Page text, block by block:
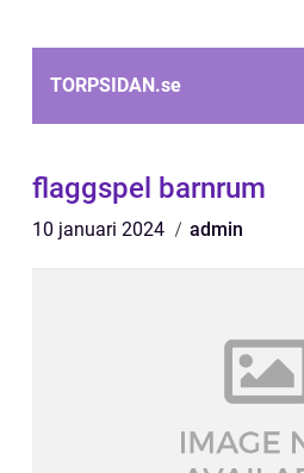
TORPSIDAN.se
flaggspel barnrum
10 januari 2024 admin